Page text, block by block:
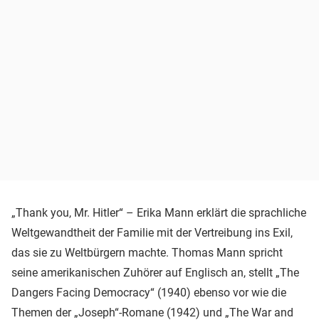
„Thank you, Mr. Hitler“ – Erika Mann erklärt die sprachliche
Weltgewandtheit der Familie mit der Vertreibung ins Exil,
das sie zu Weltbürgern machte. Thomas Mann spricht
seine amerikanischen Zuhörer auf Englisch an, stellt „The
Dangers Facing Democracy“ (1940) ebenso vor wie die
Themen der „Joseph“-Romane (1942) und „The War and